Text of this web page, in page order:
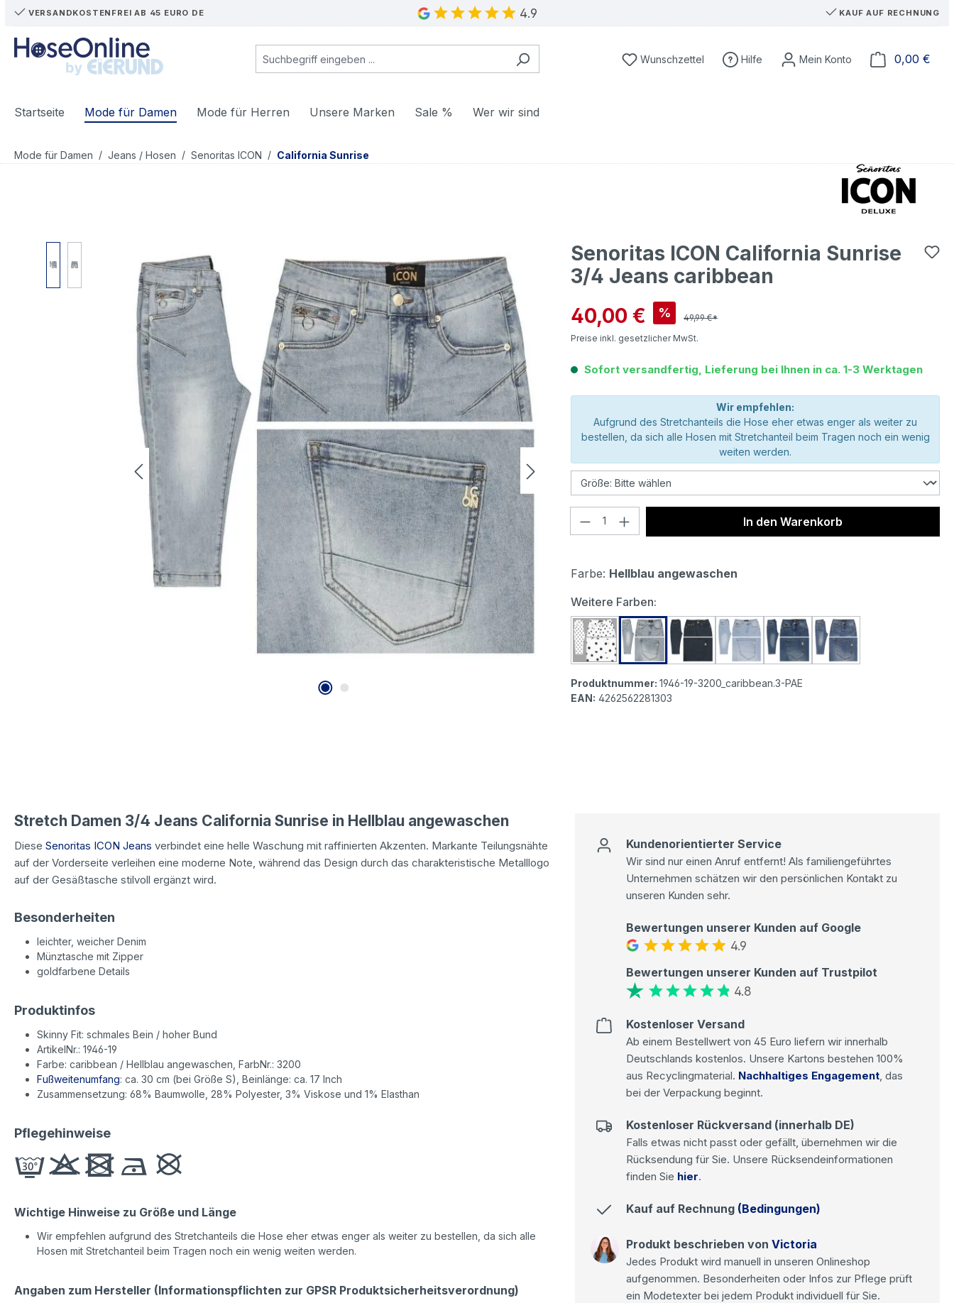
Hauptinhalt springen
Zur Suche springen
Zur Hauptnavigation springen
VERSANDKOSTENFREI AB 45 EURO DE 4.9 KAUF AUF RECHNUNG
Du hast 0 Produkte auf dem Merkzettel
Wunschzettel Hilfe 0,00 €
Startseite Mode für Damen Mode für Herren Unsere Marken Sale % Wer wir sind
Mode für Damen / Jeans / Hosen / Senoritas ICON / California Sunrise
Senoritas ICON California Sunrise
3/4 Jeans caribbean
Verkaufspreis:
40,00 € %
49,99 €*
Preise inkl. gesetzlicher MwSt.
Sofort versandfertig, Lieferung bei Ihnen in ca. 1-3 Werktagen
Wir empfehlen:
Aufgrund des Stretchanteils die Hose eher etwas enger als weiter zu
bestellen, da sich alle Hosen mit Stretchanteil beim Tragen noch ein wenig
weiten werden.
Produkt Anzahl: Gib den gewünschten Wert
In den Warenkorb
Farbe: Hellblau angewaschen
Weitere Farben:
Senoritas ICON California Sunrise 3/4 Jeans black dots
Senoritas ICON California Sunrise 3/4 Jeans caribbean
Senoritas ICON California Sunrise 3/4 Jeans
Senoritas ICON California Sunrise 3/4
Senoritas ICON California
Senoritas ICON
Produktnummer: 1946-19-3200_caribbean.3-PAE
EAN: 4262562281303
Stretch Damen 3/4 Jeans California Sunrise in Hellblau angewaschen
Diese Senoritas ICON Jeans verbindet eine helle Waschung mit raffinierten Akzenten. Markante Teilungsnähte
auf der Vorderseite verleihen eine moderne Note, während das Design durch das charakteristische Metalllogo
auf der Gesäßtasche stilvoll ergänzt wird.
Besonderheiten
leichter, weicher Denim
Münztasche mit Zipper
goldfarbene Details
Produktinfos
Skinny Fit: schmales Bein / hoher Bund
ArtikelNr.: 1946-19
Farbe: caribbean / Hellblau angewaschen, FarbNr.: 3200
Fußweitenumfang: ca. 30 cm (bei Größe S), Beinlänge: ca. 17 Inch
Zusammensetzung: 68% Baumwolle, 28% Polyester, 3% Viskose und 1% Elasthan
Pflegehinweise
Wichtige Hinweise zu Größe und Länge
Wir empfehlen aufgrund des Stretchanteils die Hose eher etwas enger als weiter zu bestellen, da sich alle
Hosen mit Stretchanteil beim Tragen noch ein wenig weiten werden.
Angaben zum Hersteller (Informationspflichten zur GPSR Produktsicherheitsverordnung)
Kundenorientierter Service
Wir sind nur einen Anruf entfernt! Als familiengeführtes
Unternehmen schätzen wir den persönlichen Kontakt zu
unseren Kunden sehr.
Bewertungen unserer Kunden auf Google
4.9
Bewertungen unserer Kunden auf Trustpilot
4.8
Kostenloser Versand
Ab einem Bestellwert von 45 Euro liefern wir innerhalb
Deutschlands kostenlos. Unsere Kartons bestehen 100%
aus Recyclingmaterial. Nachhaltiges Engagement, das
bei der Verpackung beginnt.
Kostenloser Rückversand (innerhalb DE)
Falls etwas nicht passt oder gefällt, übernehmen wir die
Rücksendung für Sie. Unsere Rücksendeinformationen
finden Sie hier.
Kauf auf Rechnung (Bedingungen)
Produkt beschrieben von Victoria
Jedes Produkt wird manuell in unseren Onlineshop
aufgenommen. Besonderheiten oder Infos zur Pflege prüft
ein Modetexter bei jedem Produkt individuell für Sie.